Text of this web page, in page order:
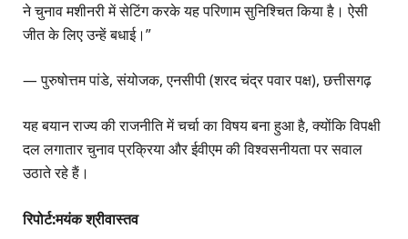
ने चुनाव मशीनरी में सेटिंग करके यह परिणाम सुनिश्चित किया है। ऐसी
जीत के लिए उन्हें बधाई।”
— पुरुषोत्तम पांडे, संयोजक, एनसीपी (शरद चंद्र पवार पक्ष), छत्तीसगढ़
यह बयान राज्य की राजनीति में चर्चा का विषय बना हुआ है, क्योंकि विपक्षी
दल लगातार चुनाव प्रक्रिया और ईवीएम की विश्वसनीयता पर सवाल
उठाते रहे हैं।
रिपोर्ट:मयंक श्रीवास्तव